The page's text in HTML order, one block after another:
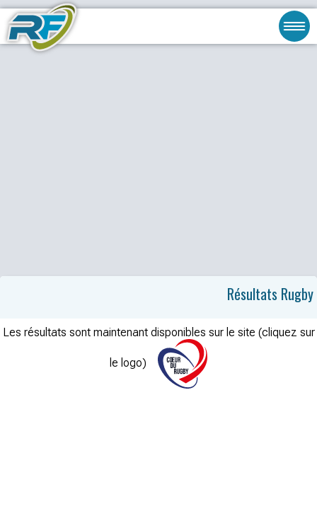
Résultats Rugby
Les résultats sont maintenant disponibles sur le site (cliquez sur
le logo)